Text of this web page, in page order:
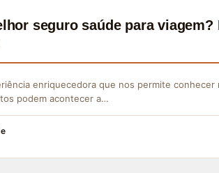
seguro saúde para
enriquecedora que nos permite
podem acontecer a…